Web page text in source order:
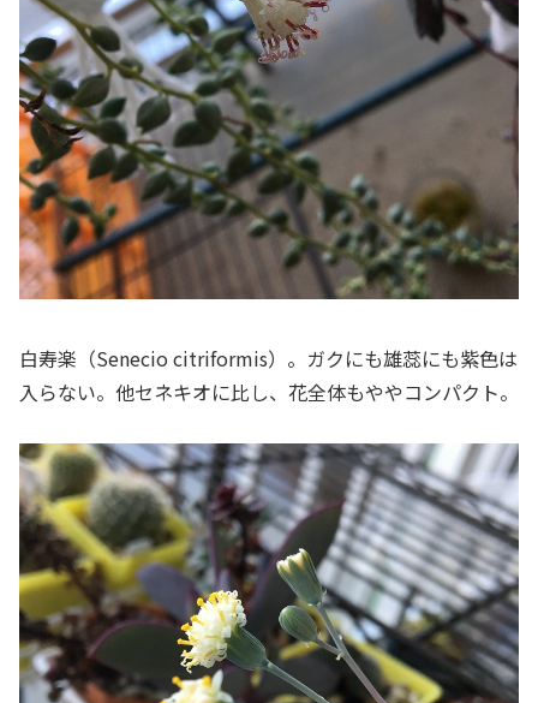
白寿楽（Senecio citriformis）。ガクにも雄蕊にも紫色は
入らない。他セネキオに比し、花全体もややコンパクト。